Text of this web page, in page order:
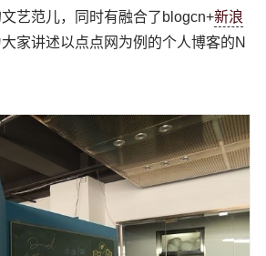
艺范儿，同时有融合了blogcn+新浪
家讲述以点点网为例的个人博客的N